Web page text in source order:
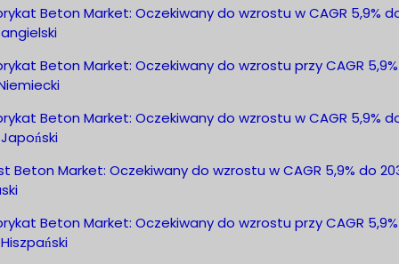
Beton Market: Oczekiwany do wzrostu w CAGR 5,9%
Beton Market: Oczekiwany do wzrostu przy CAGR
Beton Market: Oczekiwany do wzrostu w CAGR 5,9%
Beton Market: Oczekiwany do wzrostu w CAGR 5,9% do
Beton Market: Oczekiwany do wzrostu przy CAGR